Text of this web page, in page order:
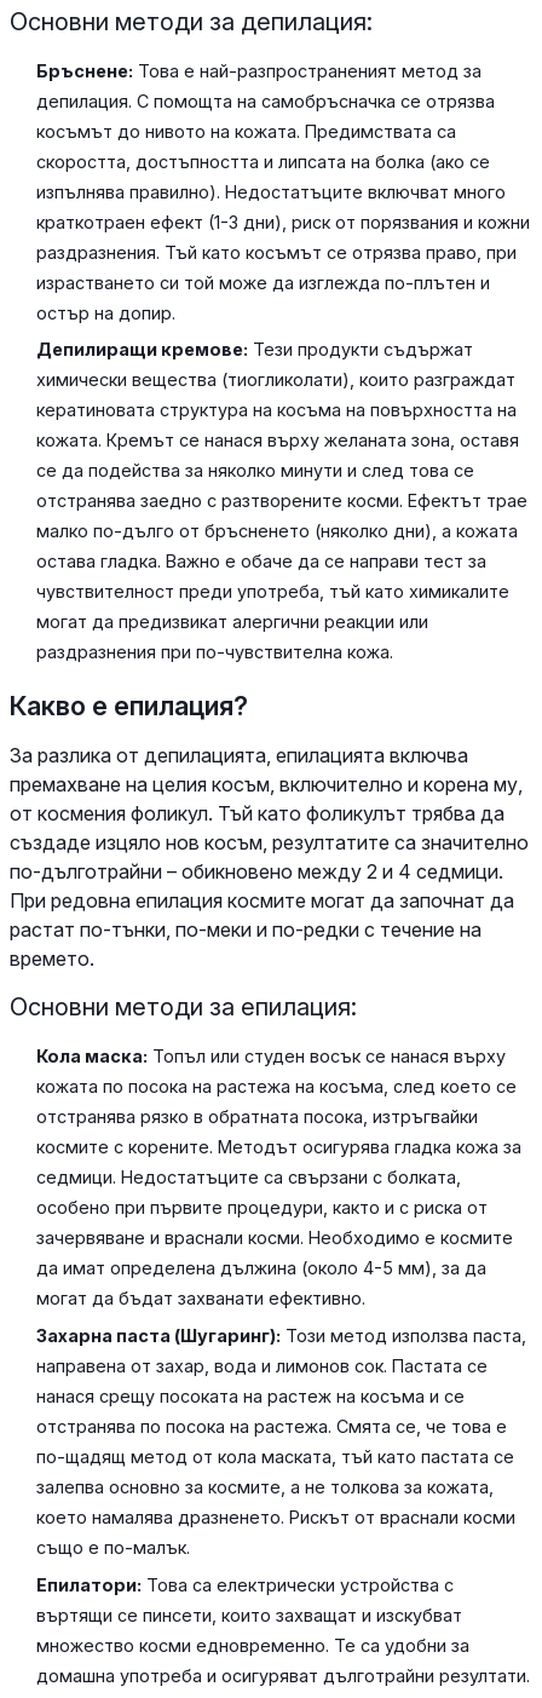
Основни методи за депилация:
Бръснене: Това е най-разпространеният метод за
депилация. С помощта на самобръсначка се отрязва
косъмът до нивото на кожата. Предимствата са
скоростта, достъпността и липсата на болка (ако се
изпълнява правилно). Недостатъците включват много
краткотраен ефект (1-3 дни), риск от порязвания и кожни
раздразнения. Тъй като косъмът се отрязва право, при
израстването си той може да изглежда по-плътен и
остър на допир.
Депилиращи кремове: Тези продукти съдържат
химически вещества (тиогликолати), които разграждат
кератиновата структура на косъма на повърхността на
кожата. Кремът се нанася върху желаната зона, оставя
се да подейства за няколко минути и след това се
отстранява заедно с разтворените косми. Ефектът трае
малко по-дълго от бръсненето (няколко дни), а кожата
остава гладка. Важно е обаче да се направи тест за
чувствителност преди употреба, тъй като химикалите
могат да предизвикат алергични реакции или
раздразнения при по-чувствителна кожа.
Какво е епилация?
За разлика от депилацията, епилацията включва
премахване на целия косъм, включително и корена му,
от космения фоликул. Тъй като фоликулът трябва да
създаде изцяло нов косъм, резултатите са значително
по-дълготрайни – обикновено между 2 и 4 седмици.
При редовна епилация космите могат да започнат да
растат по-тънки, по-меки и по-редки с течение на
времето.
Основни методи за епилация:
Кола маска: Топъл или студен восък се нанася върху
кожата по посока на растежа на косъма, след което се
отстранява рязко в обратната посока, изтръгвайки
космите с корените. Методът осигурява гладка кожа за
седмици. Недостатъците са свързани с болката,
особено при първите процедури, както и с риска от
зачервяване и враснали косми. Необходимо е космите
да имат определена дължина (около 4-5 мм), за да
могат да бъдат захванати ефективно.
Захарна паста (Шугаринг): Този метод използва паста,
направена от захар, вода и лимонов сок. Пастата се
нанася срещу посоката на растеж на косъма и се
отстранява по посока на растежа. Смята се, че това е
по-щадящ метод от кола маската, тъй като пастата се
залепва основно за космите, а не толкова за кожата,
което намалява дразненето. Рискът от враснали косми
също е по-малък.
Епилатори: Това са електрически устройства с
въртящи се пинсети, които захващат и изскубват
множество косми едновременно. Те са удобни за
домашна употреба и осигуряват дълготрайни резултати.